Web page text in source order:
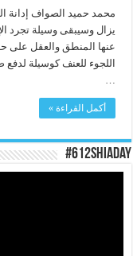
محمد حميد الصواف إدانة
يزال وسيبقى وسيلة تجرد
عنها المنطق والعقل على حد
اللجوء للعنف كوسيلة
أكمل القراءة »
#612ShiaDay